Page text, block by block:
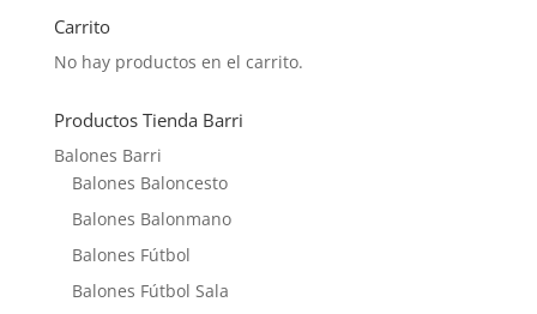
Carrito
No hay productos en el carrito.
Productos Tienda Barri
Balones Barri
Balones Baloncesto
Balones Balonmano
Balones Fútbol
Balones Fútbol Sala